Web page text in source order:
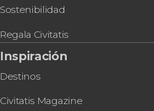
Sostenibilidad
Regala Civitatis
Inspiración
Destinos
Civitatis Magazine